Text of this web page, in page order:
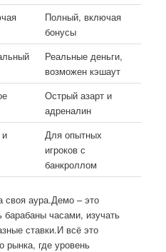
Полный, включая
бонусы
Реальные деньги,
возможен кэшаут
Острый азарт и
адреналин
Для опытных
игроков с
банкроллом
своя аура.Демо – это
часами, изучать
ставки.И всё это
рынка, где уровень